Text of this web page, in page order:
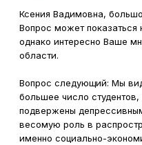
Ксения Вадимовна,
Вопрос может показаться
однако интересно Ваше
области.
Вопрос следующий: Мы
большее число
подвержены
весомую роль в
именно социально-